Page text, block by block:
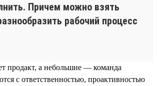
Причем можно взять
рабочий процесс
продакт, а небольшие — команда
с ответственностью, проактивностью